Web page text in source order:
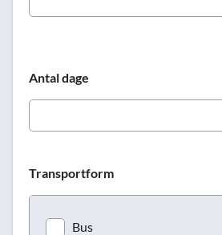
Antal dage
Transportform
Bus